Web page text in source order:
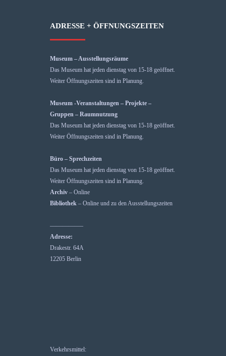
ADRESSE + ÖFFNUNGSZEITEN
Museum – Ausstellungsräume
Das Museum hat jeden dienstag von 15-18 geöffnet.
Weiter Öffnungszeiten sind in Planung.
Museum -Veranstaltungen – Projekte –
Gruppen – Raumnutzung
Das Museum hat jeden dienstag von 15-18 geöffnet.
Weiter Öffnungszeiten sind in Planung.
Büro – Sprechzeiten
Das Museum hat jeden dienstag von 15-18 geöffnet.
Weiter Öffnungszeiten sind in Planung.
Archiv – Online
Bibliothek – Online und zu den Ausstellungszeiten
—————–
Adresse:
Drakestr. 64A
12205 Berlin
Verkehrsmittel: